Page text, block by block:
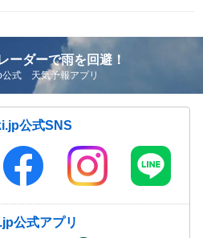
ーダーで雨を回避！
公式 天気予報アプリ
公式SNS
公式アプリ